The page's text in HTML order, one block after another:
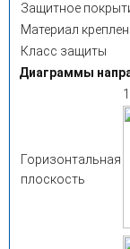
Защитное
Материал
Класс защиты
Диаграммы
Горизонтальная
плоскость